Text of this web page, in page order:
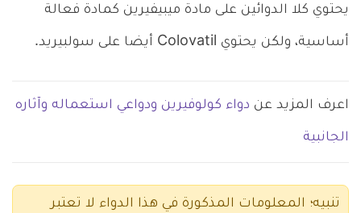
يحتوي كلا الدوائين على مادة ميبيفيرين كمادة فعالة
أساسية، ولكن يحتوي Colovatil أيضا على سولبيريد.
اعرف المزيد عن دواء كولوفيرين ودواعي استعماله وآثاره
الجانبية
تنبيه؛ المعلومات المذكورة في هذا الدواء لا تعتبر